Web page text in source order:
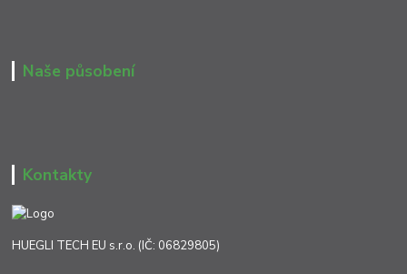
Naše působení
Kontakty
HUEGLI TECH EU s.r.o. (IČ: 06829805)